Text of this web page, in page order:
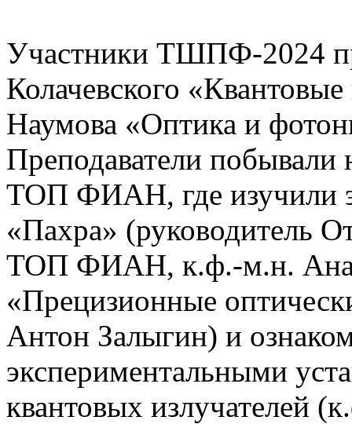
Участники ТШПФ-2024
Колачевского
Наумова «Оптика и
Преподаватели побывали
ТОП ФИАН, где изучили
«Пахра» (руководитель
ТОП ФИАН, к.ф.-м.н.
«Прецизионные
Антон Залыгин) и
экспериментальными
квантовых излучателей